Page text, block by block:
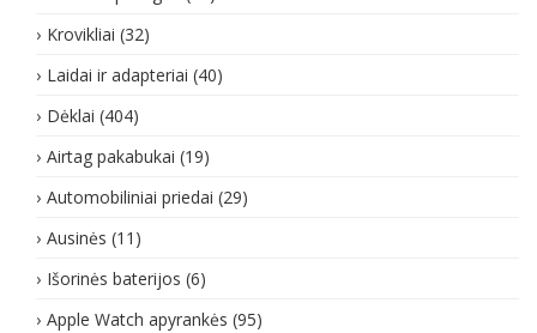
Krovikliai (32)
Laidai ir adapteriai (40)
Dėklai (404)
Airtag pakabukai (19)
Automobiliniai priedai (29)
Ausinės (11)
Išorinės baterijos (6)
Apple Watch apyrankės (95)